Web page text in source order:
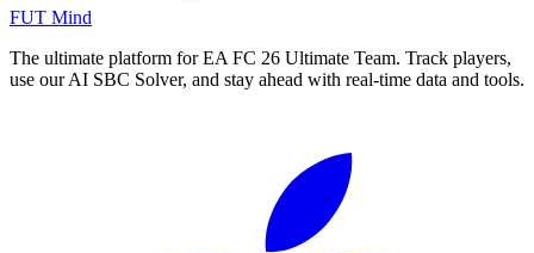
FUT Mind
The ultimate platform for EA FC 26 Ultimate Team. Track players,
use our AI SBC Solver, and stay ahead with real-time data and tools.